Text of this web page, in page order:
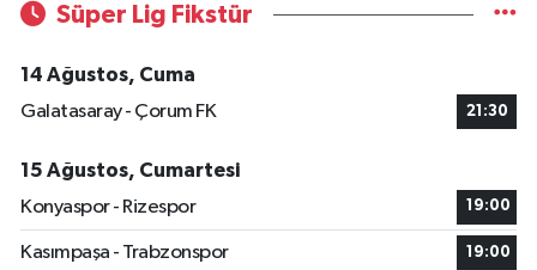
Süper Lig Fikstür
14 Ağustos, Cuma
Galatasaray - Çorum FK
21:30
15 Ağustos, Cumartesi
Konyaspor - Rizespor
19:00
Kasımpaşa - Trabzonspor 19:00